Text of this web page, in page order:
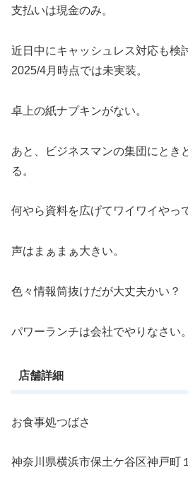
支払いは現金のみ。
近日中にキャッシュレス対応も検
2025/4月時点では未実装。
卓上の紙ナプキンがない。
あと、ビジネスマンの集団にとき
る。
何やら資料を広げてワイワイやっ
声はまぁまぁ大きい。
色々情報筒抜けだが大丈夫かい？
パワーランチは会社でやりなさい。
店舗詳細
お食事処つばさ
神奈川県横浜市保土ケ谷区神戸町